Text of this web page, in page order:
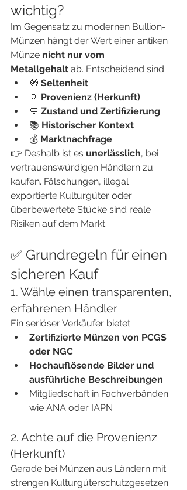
wichtig?
Im Gegensatz zu modernen Bullion-
Münzen hängt der Wert einer antiken
Münze nicht nur vom
Metallgehalt ab. Entscheidend sind:
🧭 Seltenheit
🏺 Provenienz (Herkunft)
🧼 Zustand und Zertifizierung
📚 Historischer Kontext
💰 Marktnachfrage
👉 Deshalb ist es unerlässlich, bei
vertrauenswürdigen Händlern zu
kaufen. Fälschungen, illegal
exportierte Kulturgüter oder
überbewertete Stücke sind reale
Risiken auf dem Markt.
✅ Grundregeln für einen
sicheren Kauf
1. Wähle einen transparenten,
erfahrenen Händler
Ein seriöser Verkäufer bietet:
Zertifizierte Münzen von PCGS
oder NGC
Hochauflösende Bilder und
ausführliche Beschreibungen
Mitgliedschaft in Fachverbänden
wie ANA oder IAPN
2. Achte auf die Provenienz
(Herkunft)
Gerade bei Münzen aus Ländern mit
strengen Kulturgüterschutzgesetzen